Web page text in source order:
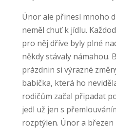
Únor ale přinesl mnoho
neměl chuť k jídlu.
pro něj dříve byly plné
někdy stávaly námahou.
prázdnin si výrazné
babička, která ho
rodičům začal připadat
jedl už jen s
rozptýlen. Únor a březen